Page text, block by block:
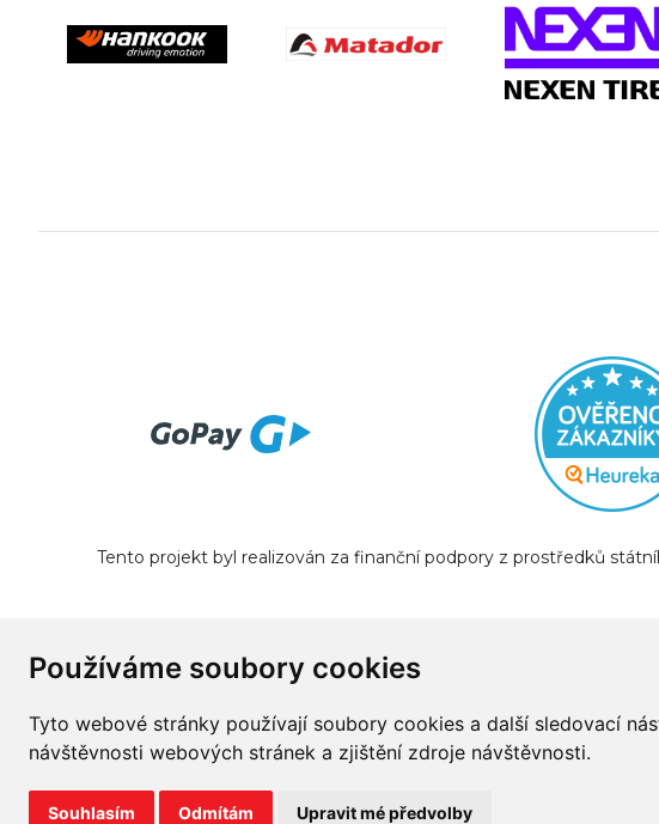
Používáme soubory cookies
Tyto webové stránky používají soubory cookies a další sledovací
návštěvnosti webových stránek a zjištění zdroje návštěvnosti.
Souhlasím Odmítám Upravit mé předvolby
Tento projekt byl realizován za finanční podpory z prostředků
pneu.cz